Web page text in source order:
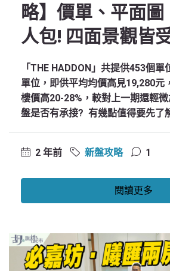
略】價單、平面圖
人包! 四面景觀皆
「THE HADDON」共提供453個
單位，即供平均均價高見19,280元
樓價高20-28%，較對上一期還輕
盤是否有承接? 有幾點值得要先了
2 年前 新盤攻略 1
閱讀更多